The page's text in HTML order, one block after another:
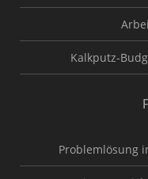
Kalkputz-
Problemlösung